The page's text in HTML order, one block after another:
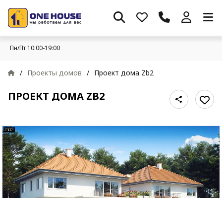
Пн/Пт 10:00-19:00
/ Проекты домов / Проект дома Zb2
ПРОЕКТ ДОМА ZB2